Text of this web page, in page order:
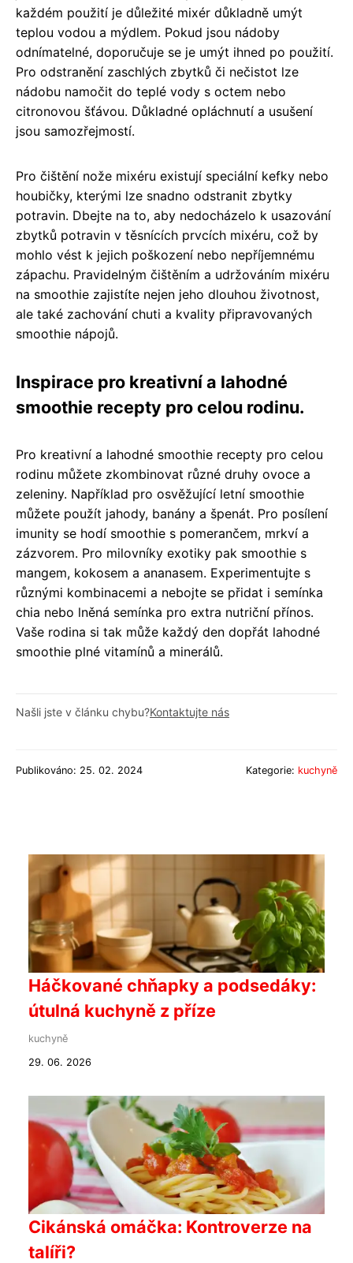
každém použití je důležité mixér důkladně umýt
teplou vodou a mýdlem. Pokud jsou nádoby
odnímatelné, doporučuje se je umýt ihned po použití.
Pro odstranění zaschlých zbytků či nečistot lze
nádobu namočit do teplé vody s octem nebo
citronovou šťávou. Důkladné opláchnutí a usušení
jsou samozřejmostí.
Pro čištění nože mixéru existují speciální kefky nebo
houbičky, kterými lze snadno odstranit zbytky
potravin. Dbejte na to, aby nedocházelo k usazování
zbytků potravin v těsnících prvcích mixéru, což by
mohlo vést k jejich poškození nebo nepříjemnému
zápachu. Pravidelným čištěním a udržováním mixéru
na smoothie zajistíte nejen jeho dlouhou životnost,
ale také zachování chuti a kvality připravovaných
smoothie nápojů.
Inspirace pro kreativní a lahodné
smoothie recepty pro celou rodinu.
Pro kreativní a lahodné smoothie recepty pro celou
rodinu můžete zkombinovat různé druhy ovoce a
zeleniny. Například pro osvěžující letní smoothie
můžete použít jahody, banány a špenát. Pro posílení
imunity se hodí smoothie s pomerančem, mrkví a
zázvorem. Pro milovníky exotiky pak smoothie s
mangem, kokosem a ananasem. Experimentujte s
různými kombinacemi a nebojte se přidat i semínka
chia nebo lněná semínka pro extra nutriční přínos.
Vaše rodina si tak může každý den dopřát lahodné
smoothie plné vitamínů a minerálů.
Našli jste v článku chybu?Kontaktujte nás
Publikováno: 25. 02. 2024 Kategorie: kuchyně
Háčkované chňapky a podsedáky:
útulná kuchyně z příze
kuchyně
29. 06. 2026
Cikánská omáčka: Kontroverze na
talíři?